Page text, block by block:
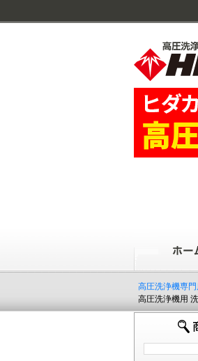
高圧洗浄機専
高圧洗浄機用